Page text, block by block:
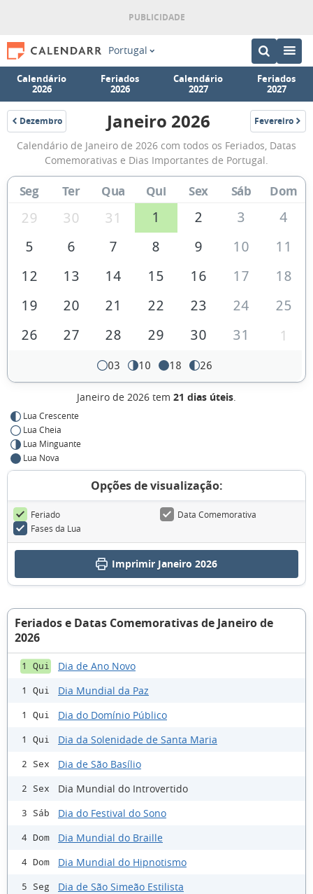
Portugal
Calendário
2026
Feriados
2026
Calendário
2027
Feriados
2027
Dezembro
2025
Calendário
de
Janeiro
de
Janeiro 2026 Fevereiro
2026
Calendário de Janeiro de 2026 com todos os Feriados, Datas
Comemorativas e Dias Importantes de Portugal.
Seg Ter Qua Qui Sex Sáb Dom
29 30 31 1 2 3
4
5
6 7 8 9 10
11
12
13 14 15 16 17
18
19
20 21 22 23 24
25
26
27 28 29 30 31 1
03 10 18 26
Janeiro de 2026 tem 21 dias úteis.
Lua Crescente
Lua Cheia
Lua Minguante
Lua Nova
Opções de visualização:
Feriado
Data Comemorativa
Fases da Lua
Imprimir Janeiro 2026
Feriados e Datas Comemorativas de Janeiro de
2026
1 Qui Dia de Ano Novo
1 Qui Dia Mundial da Paz
1 Qui Dia do Domínio Público
1 Qui Dia da Solenidade de Santa Maria
2 Sex Dia de São Basílio
2 Sex Dia Mundial do Introvertido
3 Sáb Dia do Festival do Sono
4 Dom Dia Mundial do Braille
4 Dom Dia Mundial do Hipnotismo
5 Seg Dia de São Simeão Estilista